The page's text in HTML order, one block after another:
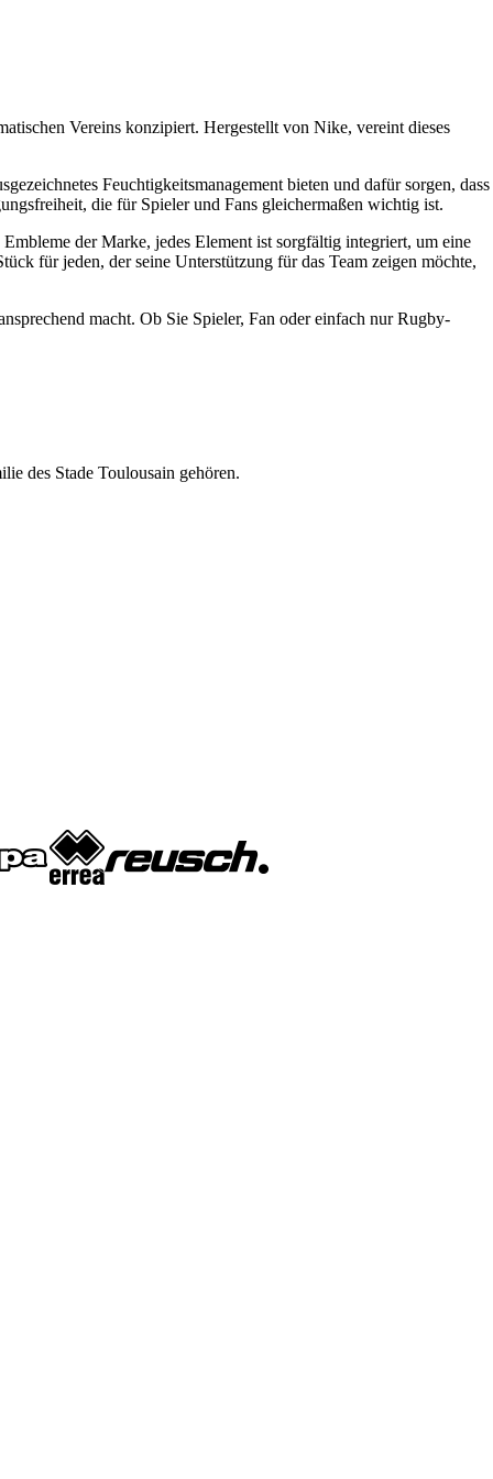
Vereins konzipiert. Hergestellt von Nike, vereint dieses
Feuchtigkeitsmanagement bieten und dafür sorgen, dass
die für Spieler und Fans gleichermaßen wichtig ist.
der Marke, jedes Element ist sorgfältig integriert, um eine
für jeden, der seine Unterstützung für das Team zeigen möchte,
macht. Ob Sie Spieler, Fan oder einfach nur Rugby-
des Stade Toulousain gehören.